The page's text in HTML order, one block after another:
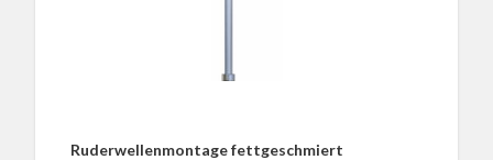
Ruderwellenmontage fettgeschmiert